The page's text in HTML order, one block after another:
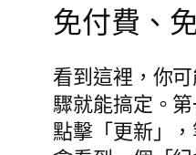
免付費、
看到這裡，你
驟就能搞定。
點擊「更新」